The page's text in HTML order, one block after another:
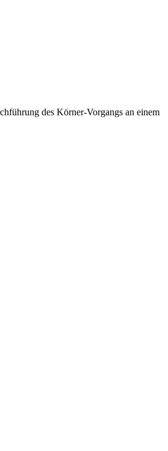
des Körner-Vorgangs an einem